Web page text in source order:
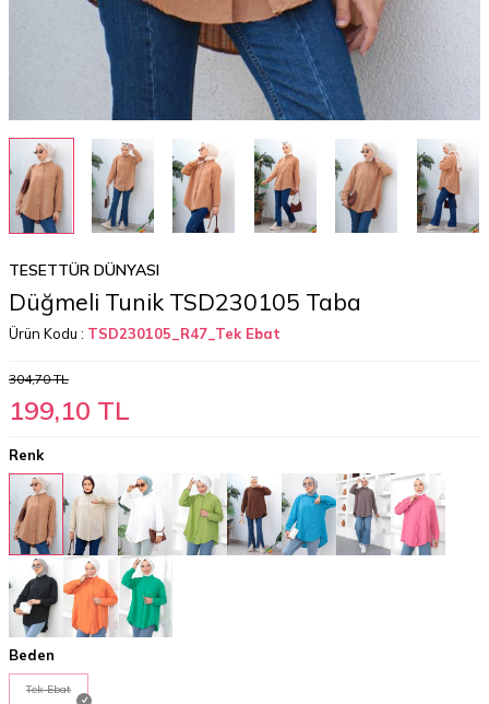
TESETTÜR DÜNYASI
Düğmeli Tunik TSD230105 Taba
Ürün Kodu : TSD230105_R47_Tek Ebat
304,70TL
199,10 TL
Renk
Beden
Tek Ebat